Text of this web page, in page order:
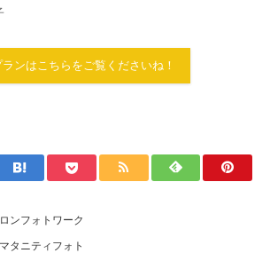
ンはこちらをご覧くださいね！
ンフォトワーク
マタニティフォト